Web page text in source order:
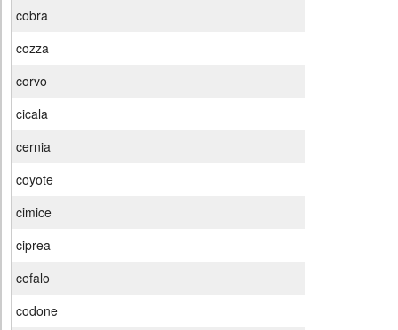
cobra
cozza
corvo
cicala
cernia
coyote
cimice
ciprea
cefalo
codone